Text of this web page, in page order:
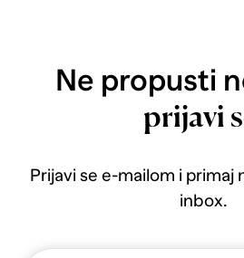
Ne propusti
prijavi
Prijavi se e-mailom i primaj
inbox.